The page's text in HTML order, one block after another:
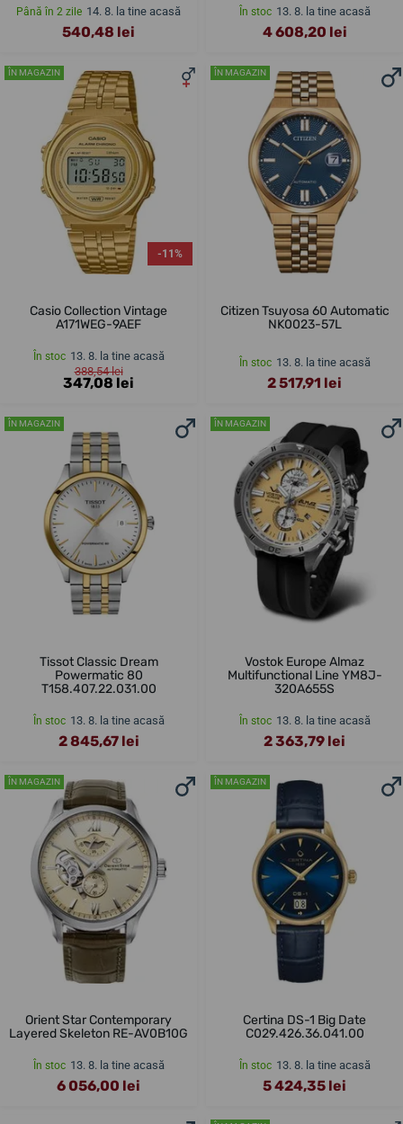
Până în 2 zile 14. 8. la tine acasă
540,48 lei
În stoc 13. 8. la tine acasă
4 608,20 lei
ÎN MAGAZIN
-11%
Casio Collection Vintage
A171WEG-9AEF
În stoc 13. 8. la tine acasă
388,54 lei
347,08 lei
ÎN MAGAZIN
Citizen Tsuyosa 60 Automatic
NK0023-57L
În stoc 13. 8. la tine acasă
2 517,91 lei
ÎN MAGAZIN
Tissot Classic Dream
Powermatic 80
T158.407.22.031.00
În stoc 13. 8. la tine acasă
2 845,67 lei
ÎN MAGAZIN
Vostok Europe Almaz
Multifunctional Line YM8J-
320A655S
În stoc 13. 8. la tine acasă
2 363,79 lei
ÎN MAGAZIN
Orient Star Contemporary
Layered Skeleton RE-AV0B10G
În stoc 13. 8. la tine acasă
6 056,00 lei
ÎN MAGAZIN
Certina DS-1 Big Date
C029.426.36.041.00
În stoc 13. 8. la tine acasă
5 424,35 lei